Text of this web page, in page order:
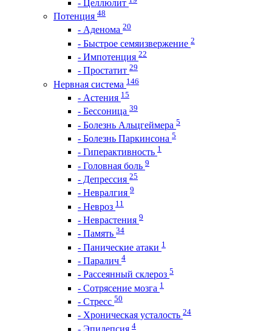
- Целлюлит
Потенция 48
- Аденома 20
- Быстрое семяизвержение 2
- Импотенция 22
- Простатит 29
Нервная система 146
- Астения 15
- Бессоница 39
- Болезнь Альцгеймера 5
- Болезнь Паркинсона 5
- Гиперактивность 1
- Головная боль 9
- Депрессия 25
- Невралгия 9
- Невроз 11
- Неврастения 9
- Память 34
- Панические атаки 1
- Паралич 4
- Рассеянный склероз 5
- Сотрясение мозга 1
- Стресс 50
- Хроническая усталость 24
- Эпилепсия 4